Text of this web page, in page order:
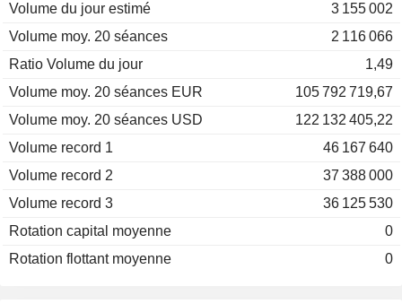
Volume du jour estimé
3 155 002
Volume moy. 20 séances
2 116 066
Ratio Volume du jour
1,49
Volume moy. 20 séances EUR
105 792 719,67
Volume moy. 20 séances USD
122 132 405,22
Volume record 1
46 167 640
Volume record 2
37 388 000
Volume record 3
36 125 530
Rotation capital moyenne
0
Rotation flottant moyenne
0